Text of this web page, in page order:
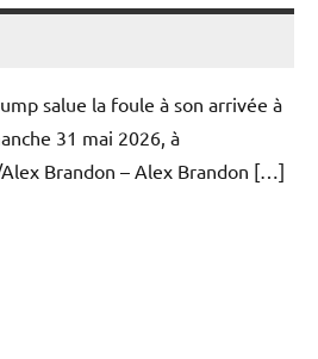
salue la foule à son arrivée à
31 mai 2026, à
Brandon – Alex Brandon […]